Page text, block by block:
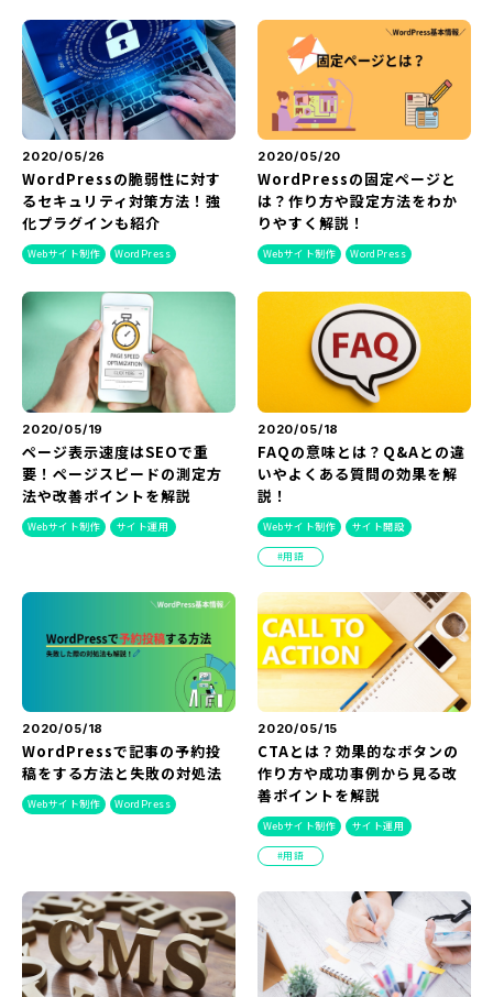
『SUNGROVE』について
利用規約
広告掲載に関する規約
特定商取引法に基づく表記
プライバシーポリシー
運営会社
2020/05/26
WordPressの脆弱性に対す
るセキュリティ対策方法！強
化プラグインも紹介
Webサイト制作 WordPress
2020/05/20
WordPressの固定ページと
は？作り方や設定方法をわか
りやすく解説！
Webサイト制作 WordPress
2020/05/19
ページ表示速度はSEOで重
要！ページスピードの測定方
法や改善ポイントを解説
Webサイト制作 サイト運用
2020/05/18
FAQの意味とは？Q&Aとの違
いやよくある質問の効果を解
説！
Webサイト制作 サイト開設
用語
2020/05/18
WordPressで記事の予約投
稿をする方法と失敗の対処法
Webサイト制作 WordPress
2020/05/15
CTAとは？効果的なボタンの
作り方や成功事例から見る改
善ポイントを解説
Webサイト制作 サイト運用
用語